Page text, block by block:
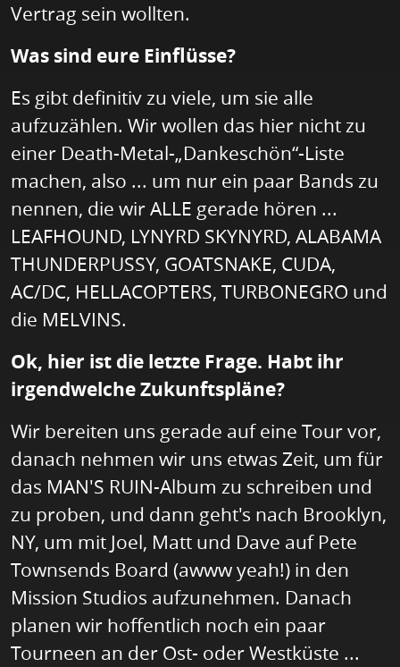
Vertrag sein wollten.
Was sind eure Einflüsse?
Es gibt definitiv zu viele, um sie alle
aufzuzählen. Wir wollen das hier nicht zu
einer Death-Metal-„Dankeschön“-Liste
machen, also ... um nur ein paar Bands zu
nennen, die wir ALLE gerade hören ...
LEAFHOUND, LYNYRD SKYNYRD, ALABAMA
THUNDERPUSSY, GOATSNAKE, CUDA,
AC/DC, HELLACOPTERS, TURBONEGRO und
die MELVINS.
Ok, hier ist die letzte Frage. Habt ihr
irgendwelche Zukunftspläne?
Wir bereiten uns gerade auf eine Tour vor,
danach nehmen wir uns etwas Zeit, um für
das MAN'S RUIN-Album zu schreiben und
zu proben, und dann geht's nach Brooklyn,
NY, um mit Joel, Matt und Dave auf Pete
Townsends Board (awww yeah!) in den
Mission Studios aufzunehmen. Danach
planen wir hoffentlich noch ein paar
Tourneen an der Ost- oder Westküste ...